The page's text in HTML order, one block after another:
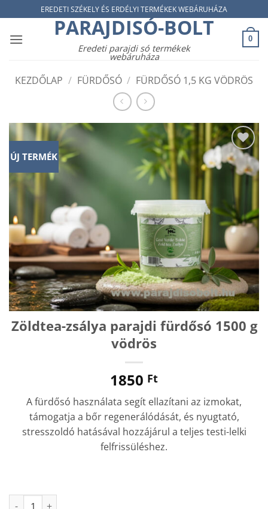
to
content
EREDETI SZÉKELY ÉS ERDÉLYI TERMÉKEK WEBÁRUHÁZA
PARAJDISÓ-BOLT
Eredeti parajdi só termékek
webáruháza
0
KEZDŐLAP / FÜRDŐSÓ / FÜRDŐSÓ 1,5 KG VÖDRÖS
ÚJ TERMÉK
Add to
wishlist
Zöldtea-zsálya parajdi fürdősó 1500 g
vödrös
1850 Ft
A fürdősó használata segít ellazítani az izmokat,
támogatja a bőr regenerálódását, és nyugtató,
stresszoldó hatásával hozzájárul a teljes testi-lelki
felfrissüléshez.
Zöldtea-zsálya parajdi fürdősó 1500 g vödrös mennyiség